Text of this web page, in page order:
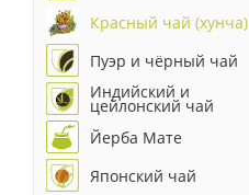
Красный чай (хунча)
Пуэр и чёрный чай
Индийский и
цейлонский чай
Йерба Мате
Японский чай